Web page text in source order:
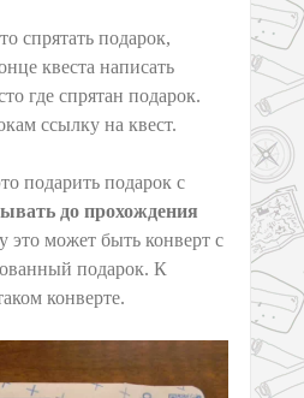
спрятать подарок,
квеста написать
где спрятан подарок.
ссылку на квест.
подарить подарок с
до прохождения
это может быть конверт с
подарок. К
конверте.